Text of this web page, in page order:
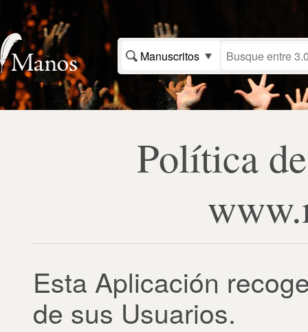
Manuscritos
Política
Esta Aplicación
de sus Usuarios.